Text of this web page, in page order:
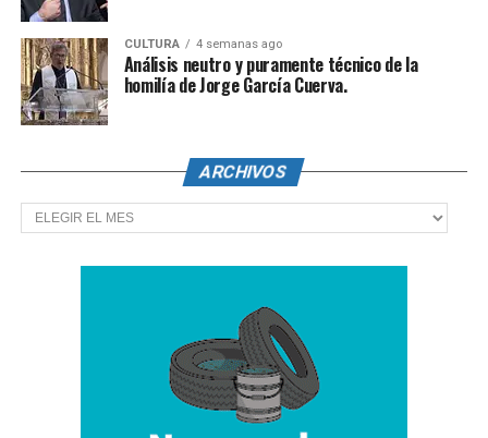
CULTURA 4 semanas ago
Análisis neutro y puramente técnico de la
homilía de Jorge García Cuerva.
ARCHIVOS
Archivos